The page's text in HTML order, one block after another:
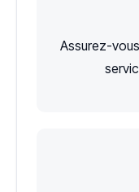
Assurez-